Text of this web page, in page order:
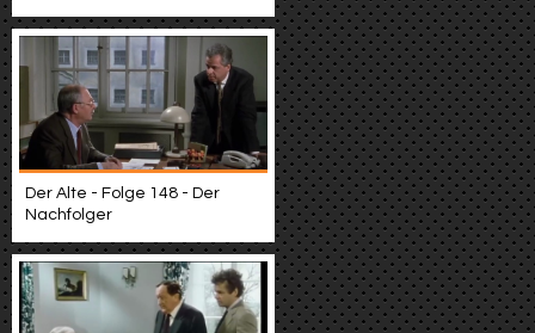
Der Alte - Folge 148 - Der
Nachfolger